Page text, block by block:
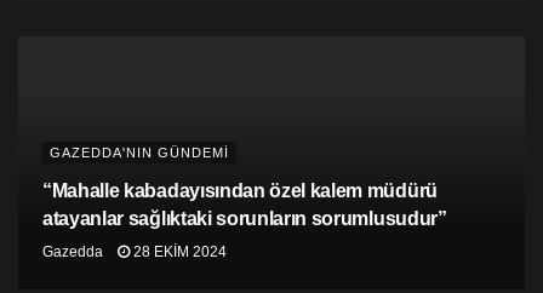
GAZEDDA'NIN GÜNDEMİ
“Mahalle kabadayısından özel kalem müdürü
atayanlar sağlıktaki sorunların sorumlusudur”
Gazedda 28 EKIM 2024